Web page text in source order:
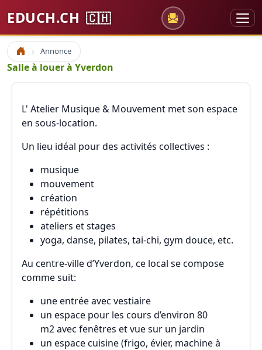
EDUCH.CH 🇨🇭
Accueil Annonce
Salle à louer à Yverdon
L' Atelier Musique & Mouvement met son espace
en sous-location.
Un lieu idéal pour des activités collectives :
musique
mouvement
création
répétitions
ateliers et stages
yoga, danse, pilates, tai-chi, gym douce, etc.
Au centre-ville d’Yverdon, ce local se compose
comme suit:
une entrée avec vestiaire
un espace pour les cours d’environ 80
m2 avec fenêtres et vue sur un jardin
un espace cuisine (frigo, évier, machine à